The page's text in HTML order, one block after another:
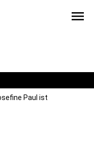
menu
Paul ist